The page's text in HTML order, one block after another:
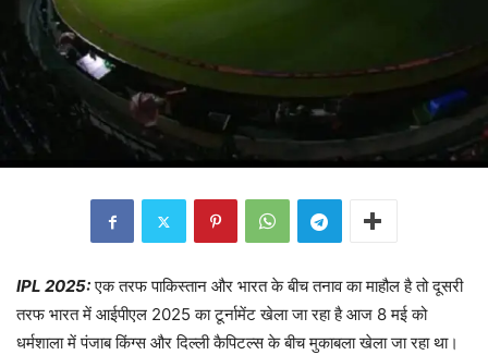
IPL 2025: एक तरफ पाकिस्तान और भारत के बीच तनाव का माहौल है तो दूसरी
तरफ भारत में आईपीएल 2025 का टूर्नामेंट खेला जा रहा है आज 8 मई को
धर्मशाला में पंजाब किंग्स और दिल्ली कैपिटल्स के बीच मुकाबला खेला जा रहा था।